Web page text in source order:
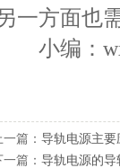
一方面也
小编：
一篇： 导轨电源主
一篇： 导轨电源的